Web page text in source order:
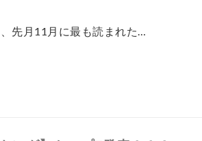
先月11月に最も読まれた…